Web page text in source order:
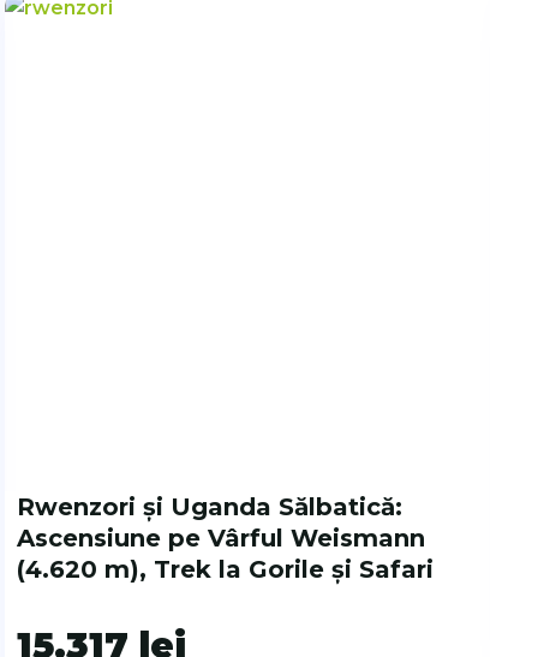
Rwenzori și Uganda Sălbatică:
Ascensiune pe Vârful Weismann
(4.620 m), Trek la Gorile și Safari
15.317 lei